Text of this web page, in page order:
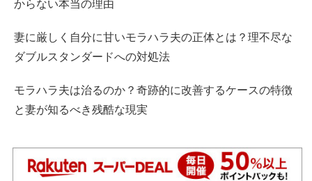
からない本当の理由
妻に厳しく自分に甘いモラハラ夫の正体とは？理不尽な
ダブルスタンダードへの対処法
モラハラ夫は治るのか？奇跡的に改善するケースの特徴
と妻が知るべき残酷な現実